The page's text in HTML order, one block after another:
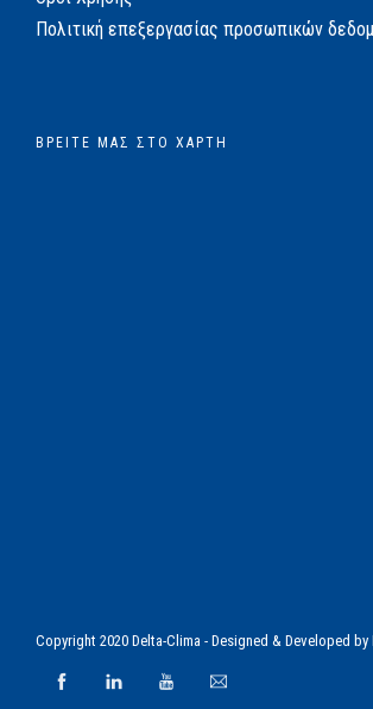
Πολιτική επεξεργασίας προσωπικών
ΒΡΕΊΤΕ ΜΑΣ ΣΤΟ ΧΆΡΤΗ
Copyright 2020 Delta-Clima - Designed & Developed by